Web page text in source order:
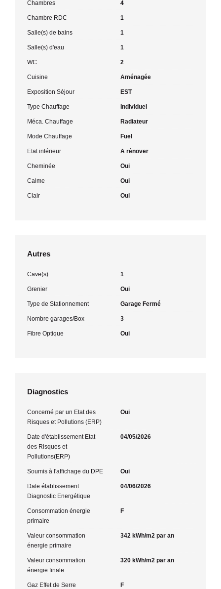
Chambres 4
Chambre RDC 1
Salle(s) de bains 1
Salle(s) d'eau 1
WC 2
Cuisine Aménagée
Exposition Séjour EST
Type Chauffage Individuel
Méca. Chauffage Radiateur
Mode Chauffage Fuel
Etat intérieur A rénover
Cheminée Oui
Calme Oui
Clair Oui
Autres
Cave(s) 1
Grenier Oui
Type de Stationnement Garage Fermé
Nombre garages/Box 3
Fibre Optique Oui
Diagnostics
Concerné par un Etat des
Risques et Pollutions (ERP)
Oui
Date d'établissement Etat
des Risques et
Pollutions(ERP)
04/05/2026
Soumis à l'affichage du DPE Oui
Date établissement
Diagnostic Energétique
04/06/2026
Consommation énergie
primaire
F
Valeur consommation
énergie primaire
342 kWh/m2 par an
Valeur consommation
énergie finale
320 kWh/m2 par an
Gaz Effet de Serre F